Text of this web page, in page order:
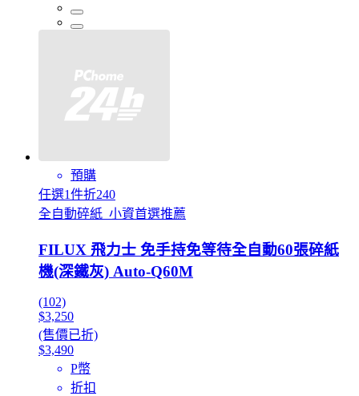
預購
任選1件折240
全自動碎紙_小資首選推薦
FILUX 飛力士 免手持免等待全自動60張碎紙
機(深鐵灰) Auto-Q60M
(102)
$3,250
(售價已折)
$3,490
P幣
折扣